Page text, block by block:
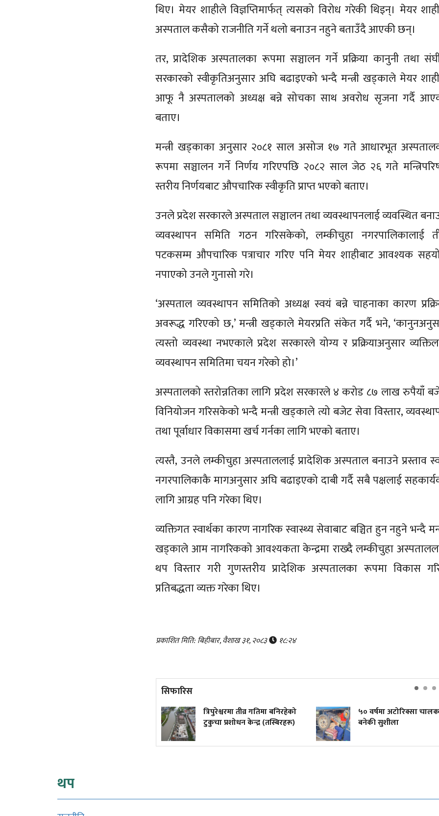
थिए। मेयर शाहीले विज्ञप्तिमार्फत् त्यसको विरोध गरेकी थिइन्। मेयर
अस्पताल कसैको राजनीति गर्ने थलो बनाउन नहुने बताउँदै आएकी छन्।
तर, प्रादेशिक अस्पतालका रूपमा सञ्चालन गर्ने प्रक्रिया कानुनी तथा
सरकारको स्वीकृतिअनुसार अघि बढाइएको भन्दै मन्त्री खड्काले मेयर
आफू नै अस्पतालको अध्यक्ष बन्ने सोचका साथ अवरोध सृजना गर्दै
बताए।
मन्त्री खड्काका अनुसार २०८१ साल असोज १७ गते आधारभूत
रूपमा सञ्चालन गर्ने निर्णय गरिएपछि २०८२ साल जेठ २६ गते
स्तरीय निर्णयबाट औपचारिक स्वीकृति प्राप्त भएको बताए।
उनले प्रदेश सरकारले अस्पताल सञ्चालन तथा व्यवस्थापनलाई व्यवस्थित
व्यवस्थापन समिति गठन गरिसकेको, लम्कीचुहा नगरपालिकालाई
पटकसम्म औपचारिक पत्राचार गरिए पनि मेयर शाहीबाट आवश्यक
नपाएको उनले गुनासो गरे।
‘अस्पताल व्यवस्थापन समितिको अध्यक्ष स्वयं बन्ने चाहनाका कारण
अवरूद्ध गरिएको छ,’ मन्त्री खड्काले मेयरप्रति संकेत गर्दै भने,
त्यस्तो व्यवस्था नभएकाले प्रदेश सरकारले योग्य र प्रक्रियाअनुसार
व्यवस्थापन समितिमा चयन गरेको हो।’
अस्पतालको स्तरोन्नतिका लागि प्रदेश सरकारले ४ करोड ८७ लाख रुपैयाँ
विनियोजन गरिसकेको भन्दै मन्त्री खड्काले त्यो बजेट सेवा विस्तार,
तथा पूर्वाधार विकासमा खर्च गर्नका लागि भएको बताए।
त्यस्तै, उनले लम्कीचुहा अस्पताललाई प्रादेशिक अस्पताल बनाउने प्रस्ताव
नगरपालिकाकै मागअनुसार अघि बढाइएको दाबी गर्दै सबै पक्षलाई
लागि आग्रह पनि गरेका थिए।
व्यक्तिगत स्वार्थका कारण नागरिक स्वास्थ्य सेवाबाट बञ्चित हुन नहुने भन्दै
खड्काले आम नागरिकको आवश्यकता केन्द्रमा राख्दै लम्कीचुहा
थप विस्तार गरी गुणस्तरीय प्रादेशिक अस्पतालका रूपमा विकास
प्रतिबद्धता व्यक्त गरेका थिए।
प्रकाशित मिति: बिहीबार, वैशाख ३१, २०८३ १८:२४
सिफारिस
त्रिपुरेश्वरमा तीव्र गतिमा बनिरहेको
टुकुचा प्रशोधन केन्द्र (तस्बिरहरू)
५० वर्षमा अटोरिक्सा चालक
बनेकी सुशीला
थप